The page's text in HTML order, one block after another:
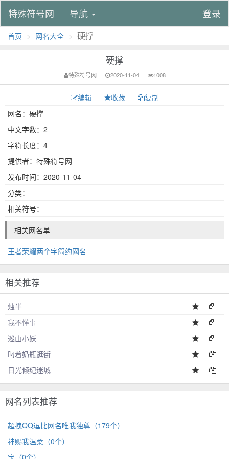
特殊符号网 导航 登录
首页 网名大全 硬撑
硬撑
特殊符号网 2020-11-04 1008
编辑 收藏
复制
网名：硬撑
中文字数：2
字符长度：4
提供者：特殊符号网
发布时间：2020-11-04
分类：
相关符号：
相关网名单
王者荣耀两个字简约网名
相关推荐
烛半
我不懂事
巡山小妖
叼着奶瓶逛街
日光倾纪迷城
网名列表推荐
超拽QQ逗比网名唯我独尊（179个）
神赐我温柔（0个）
宝（0个）